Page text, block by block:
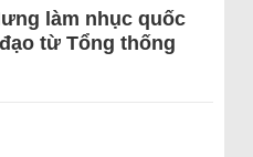
làm nhục quốc
từ Tổng thống